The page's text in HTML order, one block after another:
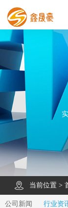
鑫晟豪首页
产品中心
工程案例
膜结构车棚
污水池反吊膜加盖
鑫晟豪资讯
关于鑫晟豪
联系鑫晟豪
当前位置 >
公司新闻 行业资